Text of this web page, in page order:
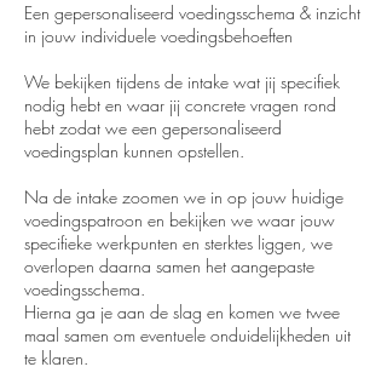
Een gepersonaliseerd voedingsschema & inzicht
in jouw individuele voedingsbehoeften
We bekijken tijdens de intake wat jij specifiek
nodig hebt en waar jij concrete vragen rond
hebt zodat we een gepersonaliseerd
voedingsplan kunnen opstellen.
Na de intake zoomen we in op jouw huidige
voedingspatroon en bekijken we waar jouw
specifieke werkpunten en sterktes liggen, we
overlopen daarna samen het aangepaste
voedingsschema.
Hierna ga je aan de slag en komen we twee
maal samen om eventuele onduidelijkheden uit
te klaren.